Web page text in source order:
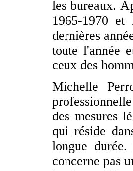
les bureaux.
1965-1970 et
dernières
toute l'année
ceux des
Michelle
des mesures
qui réside
longue
concerne pas